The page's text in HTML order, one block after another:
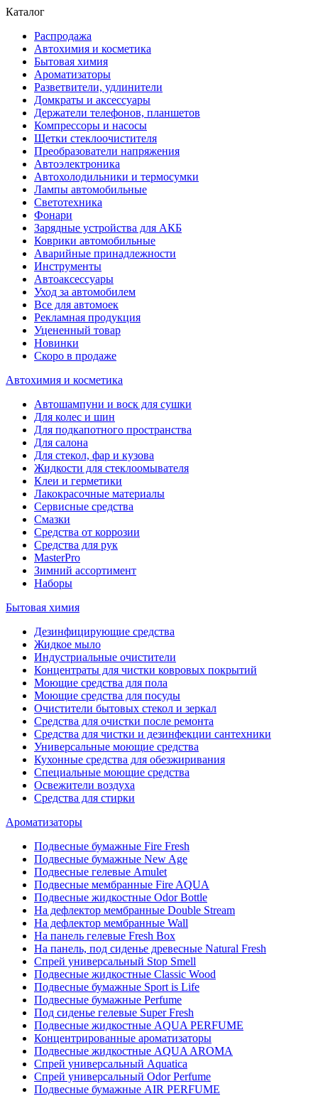
Каталог
Распродажа
Автохимия и косметика
Бытовая химия
Ароматизаторы
Разветвители, удлинители
Домкраты и аксессуары
Держатели телефонов, планшетов
Компрессоры и насосы
Щетки стеклоочистителя
Преобразователи напряжения
Автоэлектроника
Автохолодильники и термосумки
Лампы автомобильные
Светотехника
Фонари
Зарядные устройства для АКБ
Коврики автомобильные
Аварийные принадлежности
Инструменты
Автоаксессуары
Уход за автомобилем
Все для автомоек
Рекламная продукция
Уцененный товар
Новинки
Скоро в продаже
Автохимия и косметика
Автошампуни и воск для сушки
Для колес и шин
Для подкапотного пространства
Для салона
Для стекол, фар и кузова
Жидкости для стеклоомывателя
Клеи и герметики
Лакокрасочные материалы
Сервисные средства
Смазки
Средства от коррозии
Средства для рук
MasterPro
Зимний ассортимент
Наборы
Бытовая химия
Дезинфицирующие средства
Жидкое мыло
Индустриальные очистители
Концентраты для чистки ковровых покрытий
Моющие средства для пола
Моющие средства для посуды
Очистители бытовых стекол и зеркал
Средства для очистки после ремонта
Средства для чистки и дезинфекции сантехники
Универсальные моющие средства
Кухонные средства для обезжиривания
Специальные моющие средства
Освежители воздуха
Средства для стирки
Ароматизаторы
Подвесные бумажные Fire Fresh
Подвесные бумажные New Age
Подвесные гелевые Amulet
Подвесные мембранные Fire AQUA
Подвесные жидкостные Odor Bottle
На дефлектор мембранные Double Stream
На дефлектор мембранные Wall
На панель гелевые Fresh Box
На панель, под сиденье древесные Natural Fresh
Спрей универсальный Stop Smell
Подвесные жидкостные Classic Wood
Подвесные бумажные Sport is Life
Подвесные бумажные Perfume
Под сиденье гелевые Super Fresh
Подвесные жидкостные AQUA PERFUME
Концентрированные ароматизаторы
Подвесные жидкостные AQUA AROMA
Спрей универсальный Aquatica
Спрей универсальный Odor Perfume
Подвесные бумажные AIR PERFUME